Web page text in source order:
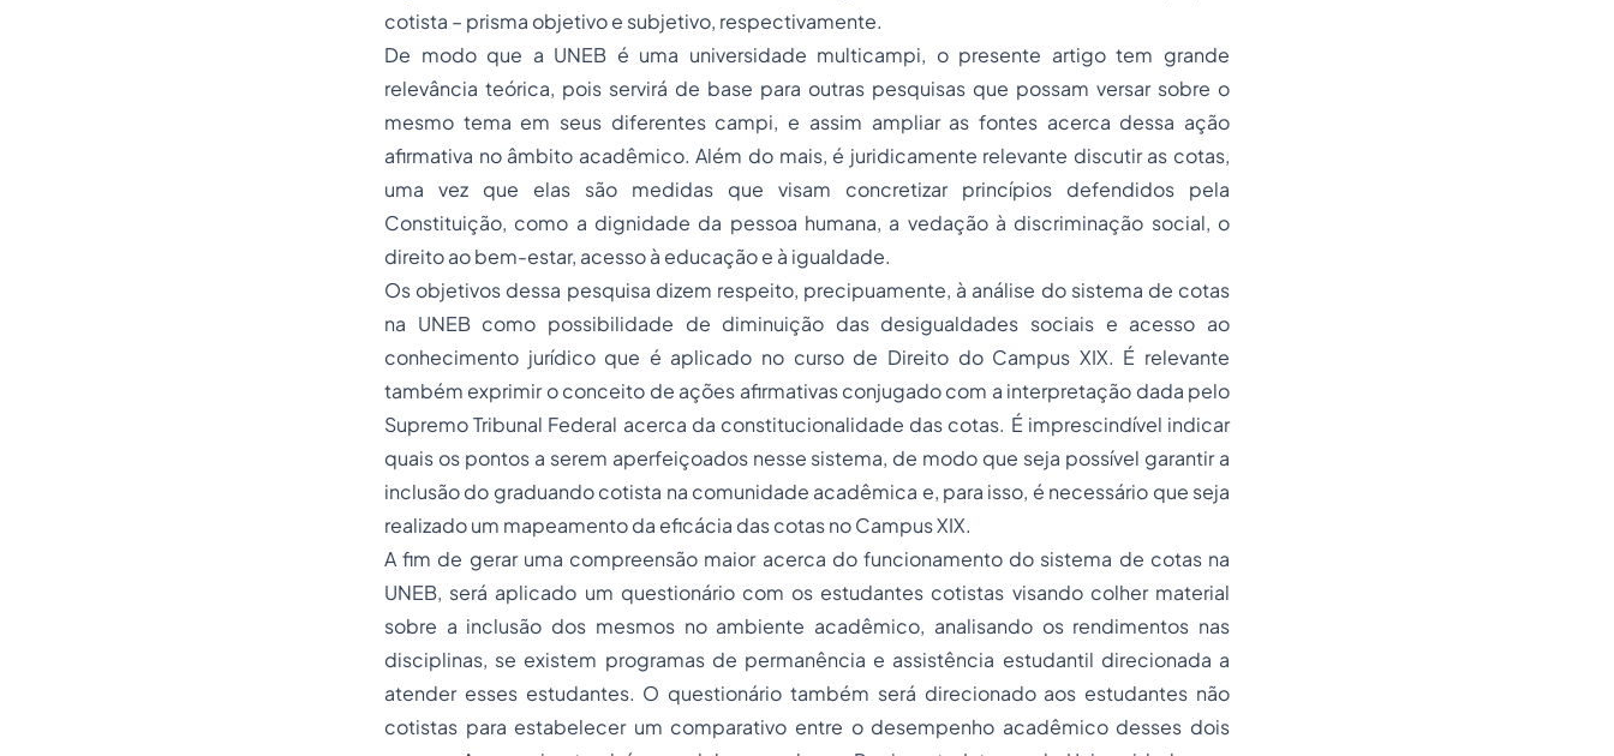
cotista – prisma objetivo e subjetivo, respectivamente.
De modo que a UNEB é uma universidade multicampi, o presente artigo tem grande
relevância teórica, pois servirá de base para outras pesquisas que possam versar sobre o
mesmo tema em seus diferentes campi, e assim ampliar as fontes acerca dessa ação
afirmativa no âmbito acadêmico. Além do mais, é juridicamente relevante discutir as cotas,
uma vez que elas são medidas que visam concretizar princípios defendidos pela
Constituição, como a dignidade da pessoa humana, a vedação à discriminação social, o
direito ao bem-estar, acesso à educação e à igualdade.
Os objetivos dessa pesquisa dizem respeito, precipuamente, à análise do sistema de cotas
na UNEB como possibilidade de diminuição das desigualdades sociais e acesso ao
conhecimento jurídico que é aplicado no curso de Direito do Campus XIX. É relevante
também exprimir o conceito de ações afirmativas conjugado com a interpretação dada pelo
Supremo Tribunal Federal acerca da constitucionalidade das cotas. É imprescindível indicar
quais os pontos a serem aperfeiçoados nesse sistema, de modo que seja possível garantir a
inclusão do graduando cotista na comunidade acadêmica e, para isso, é necessário que seja
realizado um mapeamento da eficácia das cotas no Campus XIX.
A fim de gerar uma compreensão maior acerca do funcionamento do sistema de cotas na
UNEB, será aplicado um questionário com os estudantes cotistas visando colher material
sobre a inclusão dos mesmos no ambiente acadêmico, analisando os rendimentos nas
disciplinas, se existem programas de permanência e assistência estudantil direcionada a
atender esses estudantes. O questionário também será direcionado aos estudantes não
cotistas para estabelecer um comparativo entre o desempenho acadêmico desses dois